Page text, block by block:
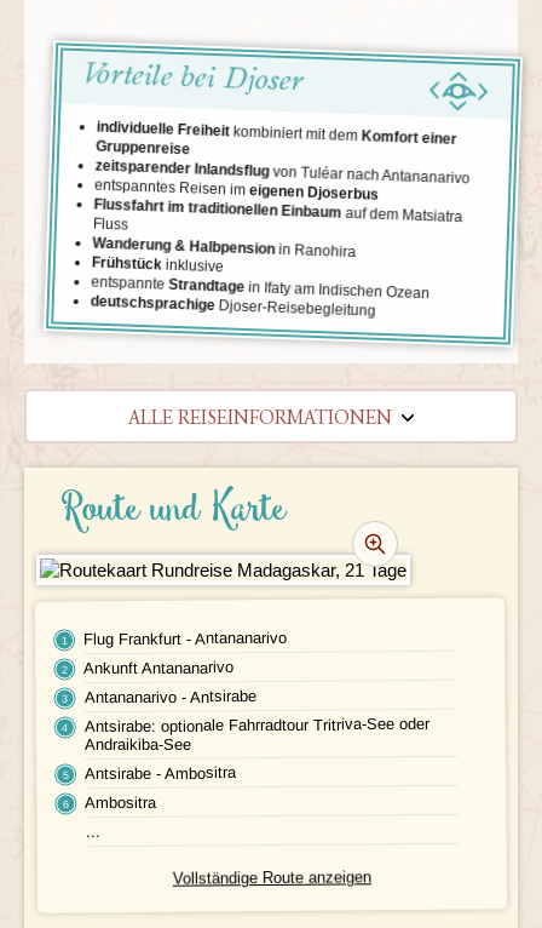
Vorteile bei Djoser
individuelle Freiheitkombiniert mit demKomfort einer
Gruppenreise
zeitsparender Inlandsflugvon Tuléar nach Antananarivo
entspanntes Reisen imeigenen Djoserbus
Flussfahrt im traditionellen Einbaumauf dem Matsiatra
Fluss
Wanderung & Halbpensionin Ranohira
Frühstückinklusive
entspannteStrandtagein Ifaty am Indischen Ozean
deutschsprachigeDjoser-Reisebegleitung
ALLE REISEINFORMATIONEN
REISEVERLAUF
TERMINE | PREISE
REZENSIONEN
PRAKTISCHE INFOS
Unterkunft
Fluginformationen
Transport
Ausflüge
FOTOS UND VIDEOS
BUCHEN
Route und Karte
Flug Frankfurt - Antananarivo
Ankunft Antananarivo
Antananarivo - Antsirabe
Antsirabe: optionale Fahrradtour Tritriva-See oder
Andraikiba-See
Antsirabe - Ambositra
Ambositra
...
Vollständige Route anzeigen